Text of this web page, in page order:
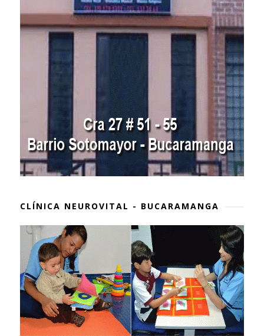
CLÍNICA NEUROVITAL - BUCARAMANGA